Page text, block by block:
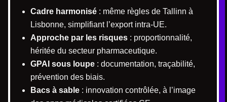
Cadre harmonisé : même règles de Tallinn à
Lisbonne, simplifiant l’export intra-UE.
Approche par les risques : proportionnalité,
héritée du secteur pharmaceutique.
GPAI sous loupe : documentation, traçabilité,
prévention des biais.
Bacs à sable : innovation contrôlée, à l’image